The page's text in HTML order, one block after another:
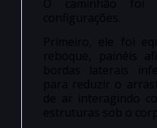
O caminhão foi
configurações.
Primeiro, ele foi
reboque, painéis
bordas laterais
para reduzir o
de ar interagindo
estruturas sob o